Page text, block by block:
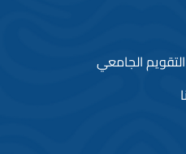
التقويم الجامعي